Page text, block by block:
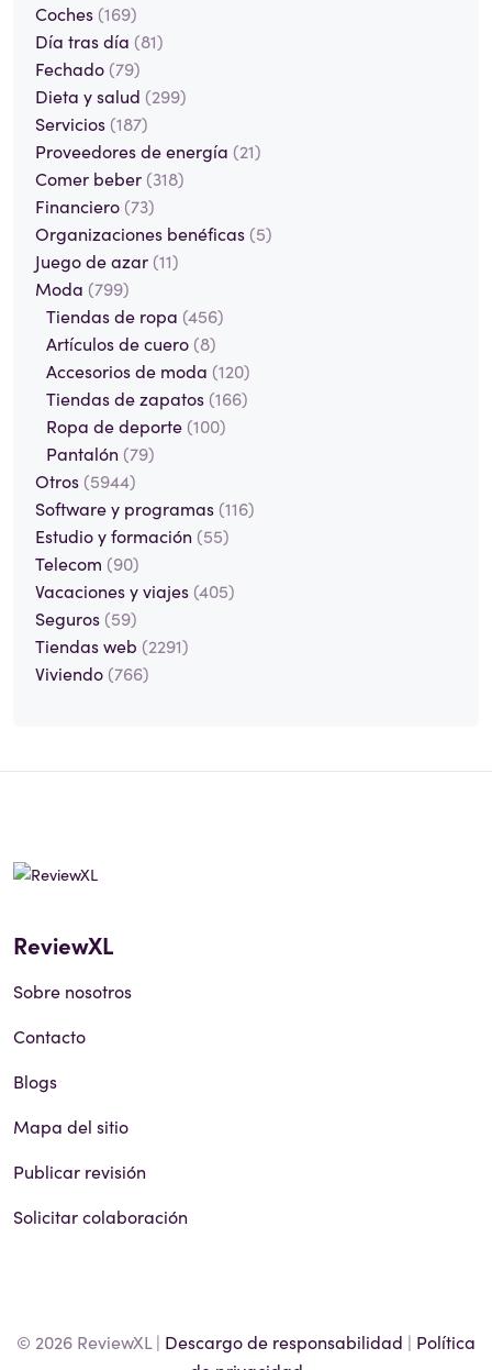
Coches (169)
Día tras día (81)
Fechado (79)
Dieta y salud (299)
Servicios (187)
Proveedores de energía (21)
Comer beber (318)
Financiero (73)
Organizaciones benéficas (5)
Juego de azar (11)
Moda (799)
Tiendas de ropa (456)
Artículos de cuero (8)
Accesorios de moda (120)
Tiendas de zapatos (166)
Ropa de deporte (100)
Pantalón (79)
Otros (5944)
Software y programas (116)
Estudio y formación (55)
Telecom (90)
Vacaciones y viajes (405)
Seguros (59)
Tiendas web (2291)
Viviendo (766)
ReviewXL
Sobre nosotros
Contacto
Blogs
Mapa del sitio
Publicar revisión
Solicitar colaboración
© 2026 ReviewXL | Descargo de responsabilidad | Política